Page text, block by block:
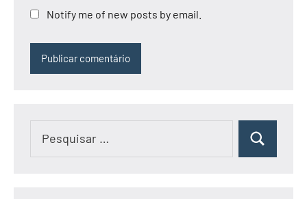
Notify me of new posts by email.
Pesquisar